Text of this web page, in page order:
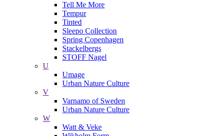
Tell Me More
Tempur
Tinted
Sleepo Collection
Spring Copenhagen
Stackelbergs
STOFF Nagel
U
Umage
Urban Nature Culture
V
Varnamo of Sweden
Urban Nature Culture
W
Watt & Veke